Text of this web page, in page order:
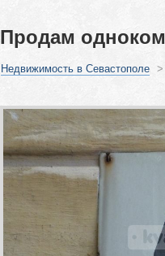
Продам
Недвижимость в Севастополе >